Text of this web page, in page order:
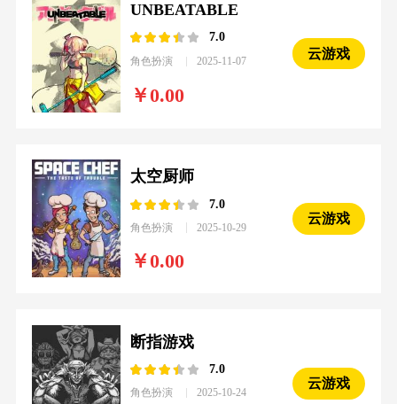
UNBEATABLE
7.0
角色扮演 2025-11-07
0.00
云游戏
太空厨师
7.0
角色扮演 2025-10-29
0.00
云游戏
断指游戏
7.0
角色扮演 2025-10-24
云游戏